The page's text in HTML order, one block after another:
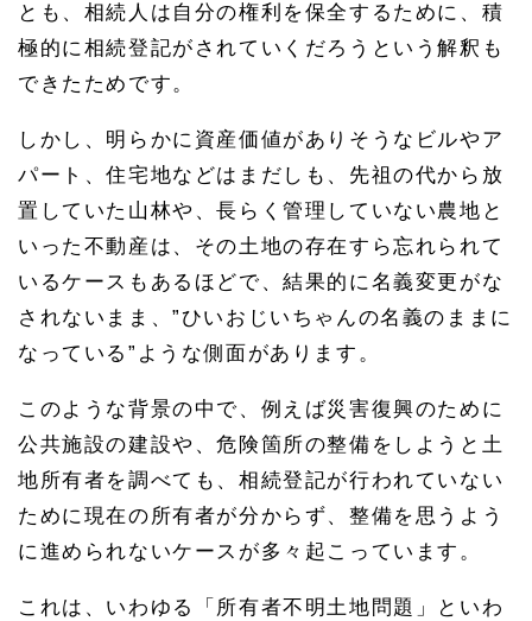
とも、相続人は自分の権利を保全するために、積
極的に相続登記がされていくだろうという解釈も
できたためです。
しかし、明らかに資産価値がありそうなビルやア
パート、住宅地などはまだしも、先祖の代から放
置していた山林や、長らく管理していない農地と
いった不動産は、その土地の存在すら忘れられて
いるケースもあるほどで、結果的に名義変更がな
されないまま、”ひいおじいちゃんの名義のままに
なっている”ような側面があります。
このような背景の中で、例えば災害復興のために
公共施設の建設や、危険箇所の整備をしようと土
地所有者を調べても、相続登記が行われていない
ために現在の所有者が分からず、整備を思うよう
に進められないケースが多々起こっています。
これは、いわゆる「所有者不明土地問題」といわ